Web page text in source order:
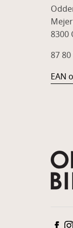
8300
87
EAN